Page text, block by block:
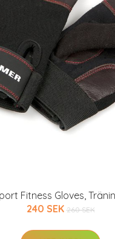
Fitness Gloves,
240 SEK 260 SEK